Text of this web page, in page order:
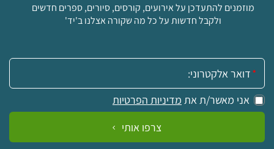
מוזמנים להתעדכן על אירועים, קורסים, סיורים, ספרים חדשים
ולקבל חדשות על כל מה שקורה אצלנו ב'יד'
אימייל:
אני מאשר/ת את מדיניות הפרטיות
צרפו אותי